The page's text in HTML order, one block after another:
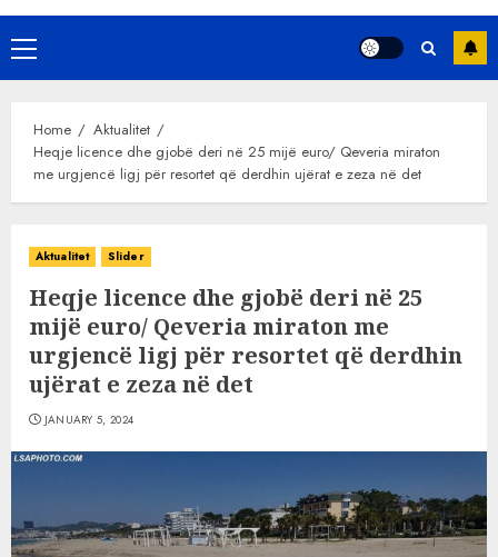
Primary
Menu
Home
Aktualitet
Heqje licence dhe gjobë deri në 25 mijë euro/ Qeveria miraton
me urgjencë ligj për resortet që derdhin ujërat e zeza në det
Aktualitet Slider
Heqje licence dhe gjobë deri në 25
mijë euro/ Qeveria miraton me
urgjencë ligj për resortet që derdhin
ujërat e zeza në det
JANUARY 5, 2024